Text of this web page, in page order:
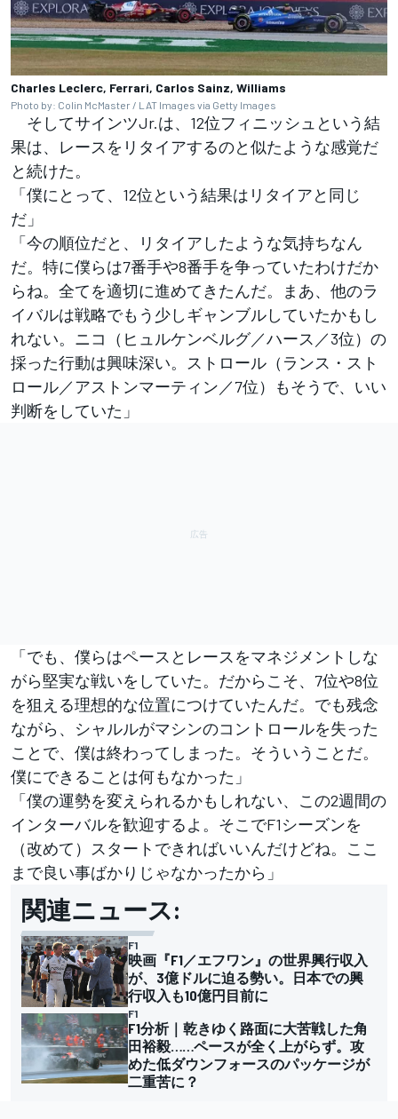
Charles Leclerc, Ferrari, Carlos Sainz, Williams
Photo by: Colin McMaster / LAT Images via Getty Images
そしてサインツJr.は、12位フィニッシュという結
果は、レースをリタイアするのと似たような感覚だ
と続けた。
「僕にとって、12位という結果はリタイアと同じ
だ」
「今の順位だと、リタイアしたような気持ちなん
だ。特に僕らは7番手や8番手を争っていたわけだか
らね。全てを適切に進めてきたんだ。まあ、他のラ
イバルは戦略でもう少しギャンブルしていたかもし
れない。ニコ（ヒュルケンベルグ／ハース／3位）の
採った行動は興味深い。ストロール（ランス・スト
ロール／アストンマーティン／7位）もそうで、いい
判断をしていた」
「でも、僕らはペースとレースをマネジメントしな
がら堅実な戦いをしていた。だからこそ、7位や8位
を狙える理想的な位置につけていたんだ。でも残念
ながら、シャルルがマシンのコントロールを失った
ことで、僕は終わってしまった。そういうことだ。
僕にできることは何もなかった」
「僕の運勢を変えられるかもしれない、この2週間の
インターバルを歓迎するよ。そこでF1シーズンを
（改めて）スタートできればいいんだけどね。ここ
まで良い事ばかりじゃなかったから」
関連ニュース:
F1
映画『F1／エフワン』の世界興行収入
が、3億ドルに迫る勢い。日本での興
行収入も10億円目前に
F1
F1分析｜乾きゆく路面に大苦戦した角
田裕毅……ペースが全く上がらず。攻
めた低ダウンフォースのパッケージが
二重苦に？